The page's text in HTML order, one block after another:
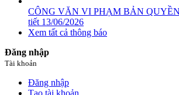
CÔNG VĂN VI PHẠM BẢN
tiết 13/06/2026
Xem tất cả thông báo
Đăng nhập
Tài khoản
Đăng nhập
Tạo tài khoản